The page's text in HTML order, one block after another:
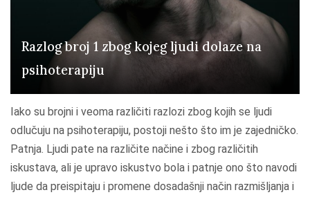
a
p
j
"
Razlog broj 1 zbog kojeg ljudi dolaze na
psihoterapiju
Iako su brojni i veoma različiti razlozi zbog kojih se ljudi
odlučuju na psihoterapiju, postoji nešto što im je zajedničko.
Patnja. Ljudi pate na različite načine i zbog različitih
iskustava, ali je upravo iskustvo bola i patnje ono što navodi
ljude da preispitaju i promene dosadašnji način razmišljanja i